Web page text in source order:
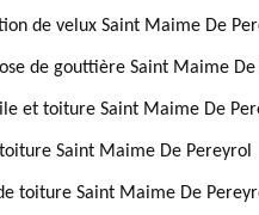
de velux Saint Maime De
de gouttière Saint Maime De
et toiture Saint Maime De
Saint Maime De Pereyrol
toiture Saint Maime De